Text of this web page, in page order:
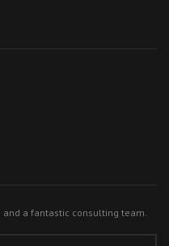
and a fantastic consulting team.